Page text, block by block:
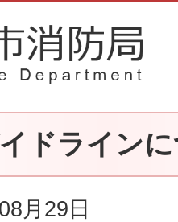
ドライン
月29日